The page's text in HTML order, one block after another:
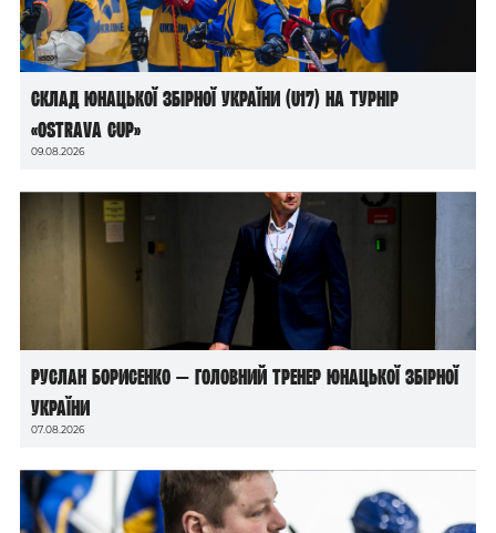
Склад юнацької збірної України (U17) на турнір
«Ostrava Cup»
09.08.2026
Руслан Борисенко — головний тренер юнацької збірної
України
07.08.2026